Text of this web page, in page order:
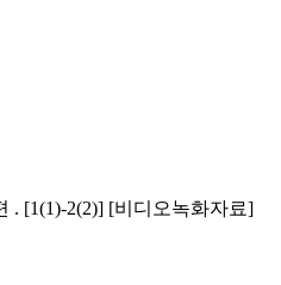
. [1(1)-2(2)] [비디오녹화자료]